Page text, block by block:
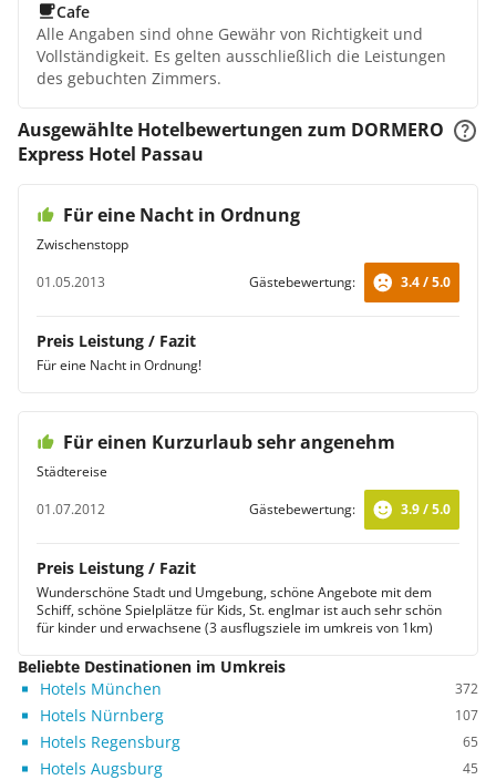
Cafe
Alle Angaben sind ohne Gewähr von Richtigkeit und
Vollständigkeit. Es gelten ausschließlich die Leistungen
des gebuchten Zimmers.
Ausgewählte Hotelbewertungen zum DORMERO
Express Hotel Passau
Für eine Nacht in Ordnung
Zwischenstopp
01.05.2013
Gästebewertung: 3.4 / 5.0
Preis Leistung / Fazit
Für eine Nacht in Ordnung!
Für einen Kurzurlaub sehr angenehm
Städtereise
01.07.2012
Gästebewertung: 3.9 / 5.0
Preis Leistung / Fazit
Wunderschöne Stadt und Umgebung, schöne Angebote mit dem
Schiff, schöne Spielplätze für Kids, St. englmar ist auch sehr schön
für kinder und erwachsene (3 ausflugsziele im umkreis von 1km)
Beliebte Destinationen im Umkreis
Hotels München
372
Hotels Nürnberg 107
Hotels Regensburg 65
Hotels Augsburg 45